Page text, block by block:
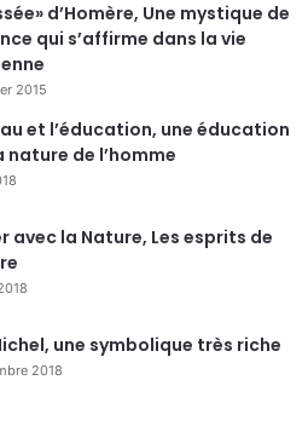
d’Homère, Une mystique de
qui s’affirme dans la vie
2015
et l’éducation, une éducation
nature de l’homme
avec la Nature, Les esprits de
une symbolique très riche
2018